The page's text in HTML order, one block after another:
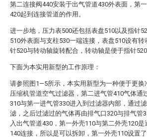
第二连接阀440安装于出气管道430外表面，第
420起到连接管道的作用。
进一步地，压力表500还包括表盘510以及指针
510外表面与支柱530一端连接，表盘510设有转
针520与转动轴旋转配合，转动轴是便于指针520
下面为本实用新型的工作原理：
请参照图1—5所示，本实用新型为一种便于更换
压缩机管道空气过滤器，第二进气管410气体通
310与第一进气管330进入到过滤器内部，通过
滤，之后过滤过的气体再由排气口320与排气管
入出气管道430，第一外壳110与第二外壳120是
140连接，所以是可以拆卸，第一外壳110设置